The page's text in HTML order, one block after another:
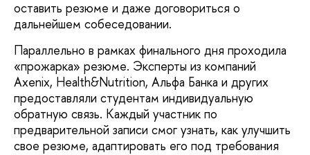
оставить резюме и даже договориться о
дальнейшем собеседовании.
Параллельно в рамках финального дня проходила
«прожарка» резюме. Эксперты из компаний
Axenix, Health&Nutrition, Альфа Банка и других
предоставляли студентам индивидуальную
обратную связь. Каждый участник по
предварительной записи смог узнать, как улучшить
свое резюме, адаптировать его под требования